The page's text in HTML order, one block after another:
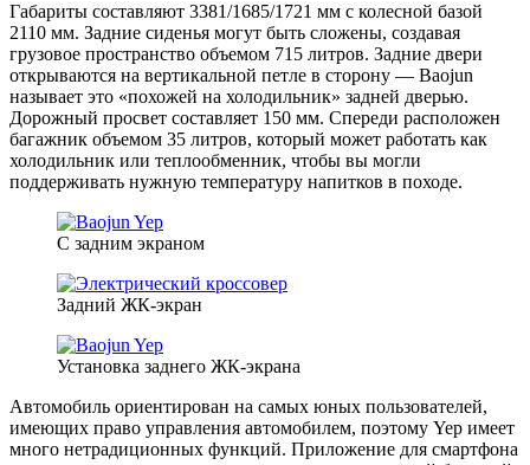
Габариты составляют 3381/1685/1721 мм с колесной базой
2110 мм. Задние сиденья могут быть сложены, создавая
грузовое пространство объемом 715 литров. Задние двери
открываются на вертикальной петле в сторону — Baojun
называет это «похожей на холодильник» задней дверью.
Дорожный просвет составляет 150 мм. Спереди расположен
багажник объемом 35 литров, который может работать как
холодильник или теплообменник, чтобы вы могли
поддерживать нужную температуру напитков в походе.
С задним экраном
Задний ЖК-экран
Установка заднего ЖК-экрана
Автомобиль ориентирован на самых юных пользователей,
имеющих право управления автомобилем, поэтому Yep имеет
много нетрадиционных функций. Приложение для смартфона